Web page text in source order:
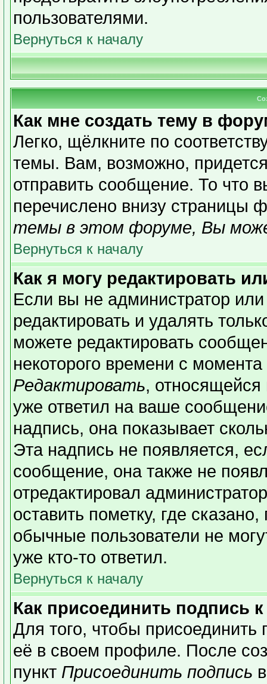
пользователями.
Вернуться к началу
Как мне создать тему в
Легко, щёлкните по
темы. Вам, возможно,
отправить сообщение. То что
перечислено внизу страницы
темы в этом форуме, Вы
Вернуться к началу
Как я могу редактировать
Если вы не администратор
редактировать и удалять
можете редактировать
некоторого времени с
Редактировать,
уже ответил на ваше
надпись, она показывает
Эта надпись не появляется,
сообщение, она также не
отредактировал
оставить пометку, где
обычные пользователи не
уже кто-то ответил.
Вернуться к началу
Как присоединить подпись
Для того, чтобы
её в своем профиле. После
пункт Присоединить подпись